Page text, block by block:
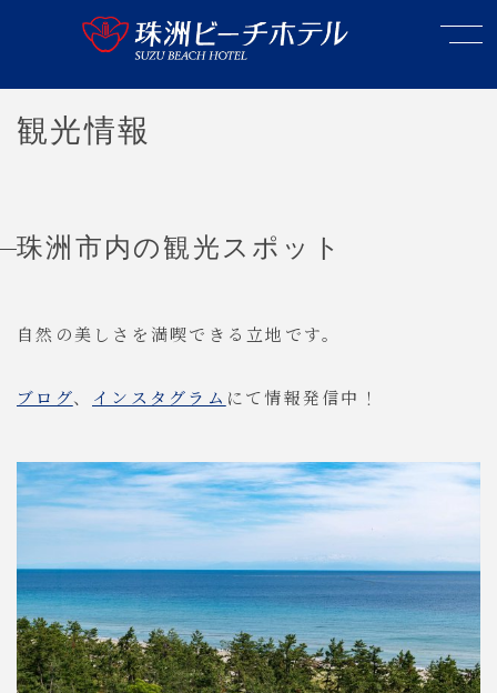
観光情報
珠洲市内の観光スポット
自然の美しさを満喫できる立地です。
ブログ、 インスタグラム にて情報発信中！